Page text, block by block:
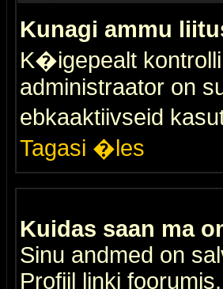
Kunagi ammu
K�igepealt
administraator on
ebkaaktiivseid
Tagasi �les
Kuidas saan ma
Sinu andmed on
Profiil linki foorumis.